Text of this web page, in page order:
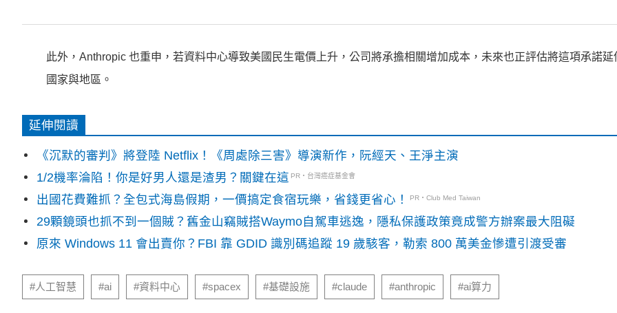
此外，Anthropic 也重申，若資料中心導致美國民生電價上升，公司將承擔相關增加成本，未來也正評估將這項承諾延
國家與地區。
延伸閱讀
《沉默的審判》將登陸 Netflix！《周處除三害》導演新作，阮經天、王淨主演
1/2機率淪陷！你是好男人還是渣男？關鍵在這 PR・台灣癌症基金會
出國花費難抓？全包式海島假期，一價搞定食宿玩樂，省錢更省心！ PR・Club Med Taiwan
29顆鏡頭也抓不到一個賊？舊金山竊賊搭Waymo自駕車逃逸，隱私保護政策竟成警方辦案最大阻礙
原來 Windows 11 會出賣你？FBI 靠 GDID 識別碼追蹤 19 歲駭客，勒索 800 萬美金慘遭引渡受審
#人工智慧 #ai #資料中心 #spacex #基礎設施 #claude #anthropic #ai算力